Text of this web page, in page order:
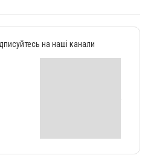
на наші канали